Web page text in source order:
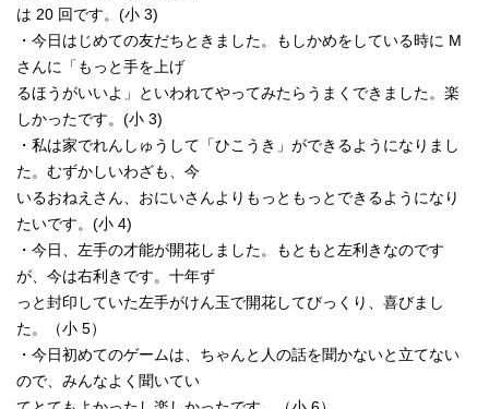
は 20 回です。(小 3)
・今日はじめての友だちときました。もしかめをしている時に M
さんに「もっと手を上げ
るほうがいいよ」といわれてやってみたらうまくできました。楽
しかったです。(小 3)
・私は家でれんしゅうして「ひこうき」ができるようになりまし
た。むずかしいわざも、今
いるおねえさん、おにいさんよりもっともっとできるようになり
たいです。(小 4)
・今日、左手の才能が開花しました。もともと左利きなのです
が、今は右利きです。十年ず
っと封印していた左手がけん玉で開花してびっくり、喜びまし
た。（小 5）
・今日初めてのゲームは、ちゃんと人の話を聞かないと立てない
ので、みんなよく聞いてい